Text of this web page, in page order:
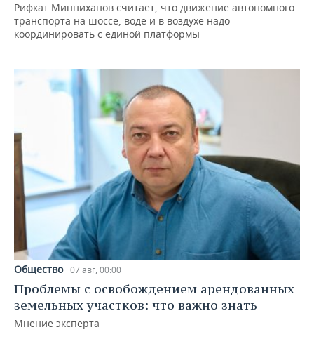
Рифкат Минниханов считает, что движение автономного
транспорта на шоссе, воде и в воздухе надо
координировать с единой платформы
Общество 07 авг, 00:00
Проблемы с освобождением арендованных
земельных участков: что важно знать
Мнение эксперта